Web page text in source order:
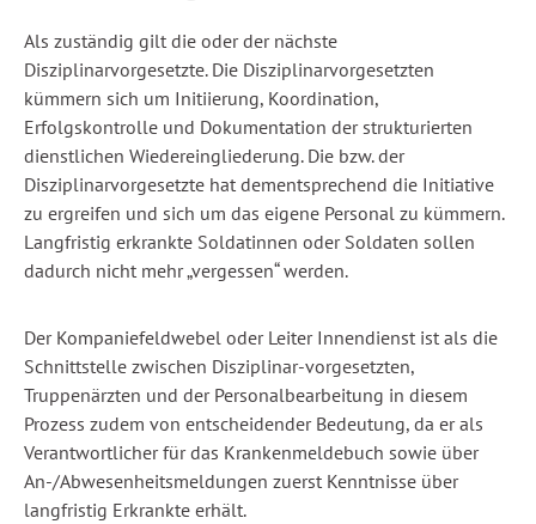
Als zuständig gilt die oder der nächste
Disziplinarvorgesetzte. Die Disziplinarvorgesetzten
kümmern sich um Initiierung, Koordination,
Erfolgskontrolle und Dokumentation der strukturierten
dienstlichen Wiedereingliederung. Die bzw. der
Disziplinarvorgesetzte hat dementsprechend die Initiative
zu ergreifen und sich um das eigene Personal zu kümmern.
Langfristig erkrankte Soldatinnen oder Soldaten sollen
dadurch nicht mehr „vergessen“ werden.
Der Kompaniefeldwebel oder Leiter Innendienst ist als die
Schnittstelle zwischen Disziplinar-vorgesetzten,
Truppenärzten und der Personalbearbeitung in diesem
Prozess zudem von entscheidender Bedeutung, da er als
Verantwortlicher für das Krankenmeldebuch sowie über
An-/Abwesenheitsmeldungen zuerst Kenntnisse über
langfristig Erkrankte erhält.